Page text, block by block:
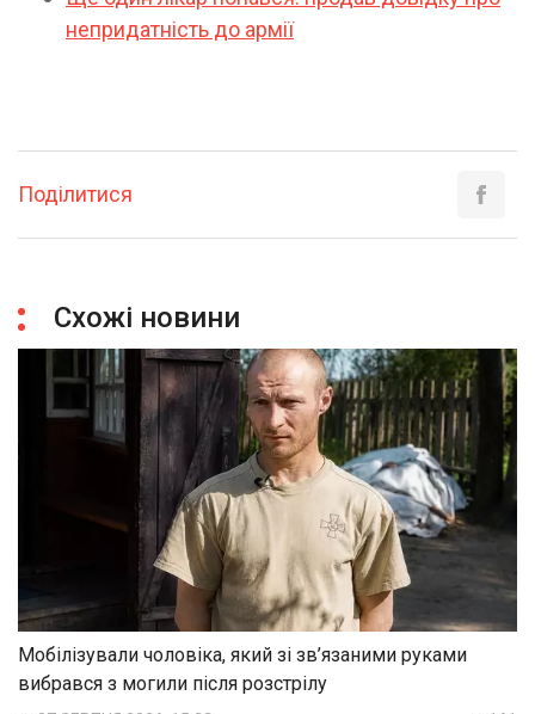
непридатність до армії
Поділитися
Схожі новини
Мобілізували чоловіка, який зі зв’язаними руками
вибрався з могили після розстрілу